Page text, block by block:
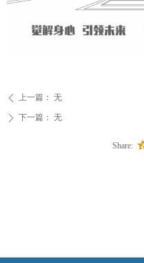
Share:
ꄴ 上一篇： 无
ꄲ 下一篇： 无